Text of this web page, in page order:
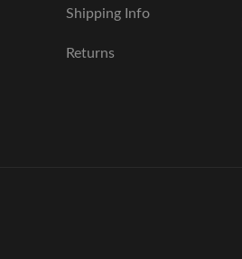
Shipping Info
Returns